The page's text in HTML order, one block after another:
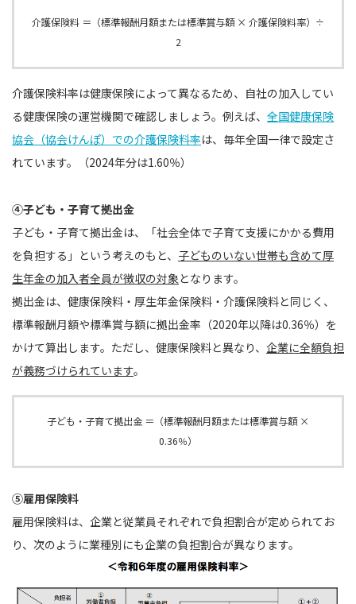
介護保険料 ＝（標準報酬月額または標準賞与額 × 介護保険料率）÷
2
介護保険料率は健康保険によって異なるため、自社の加入してい
る健康保険の運営機関で確認しましょう。例えば、 全国健康保険
協会（協会けんぽ）での介護保険料率は、毎年全国一律で設定さ
れています。（2024年分は1.60％）
④子ども・子育て拠出金
子ども・子育て拠出金は、「社会全体で子育て支援にかかる費用
を負担する」という考えのもと、 子どものいない世帯も含めて厚
生年金の加入者全員が徴収の対象となります。
拠出金は、健康保険料・厚生年金保険料・介護保険料と同じく、
標準報酬月額や標準賞与額に拠出金率（2020年以降は0.36％）を
かけて算出します。ただし、健康保険料と異なり、 企業に全額負担
が義務づけられています。
子ども・子育て拠出金 ＝（標準報酬月額または標準賞与額 ×
0.36％）
⑤雇用保険料
雇用保険料は、企業と従業員それぞれで負担割合が定められてお
り、次のように業種別にも企業の負担割合が異なります。